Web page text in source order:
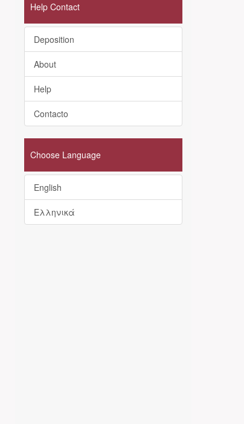
Help Contact
Deposition
About
Help
Contacto
Choose Language
English
Ελληνικά